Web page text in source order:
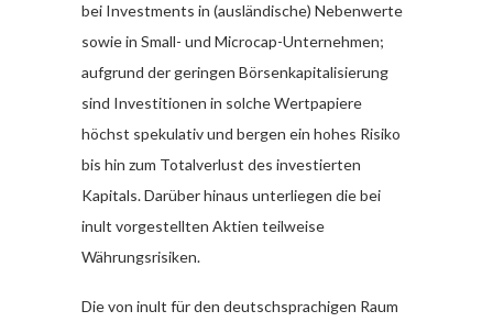
bei Investments in (ausländische) Nebenwerte
sowie in Small- und Microcap-Unternehmen;
aufgrund der geringen Börsenkapitalisierung
sind Investitionen in solche Wertpapiere
höchst spekulativ und bergen ein hohes Risiko
bis hin zum Totalverlust des investierten
Kapitals. Darüber hinaus unterliegen die bei
inult vorgestellten Aktien teilweise
Währungsrisiken.
Die von inult für den deutschsprachigen Raum